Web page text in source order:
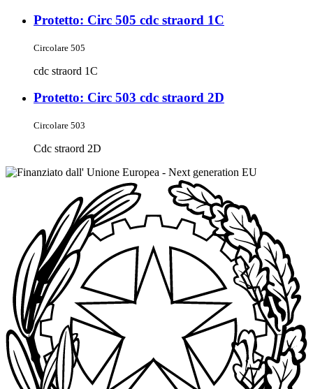
Protetto: Circ 505 cdc straord 1C
Circolare 505
cdc straord 1C
Protetto: Circ 503 cdc straord 2D
Circolare 503
Cdc straord 2D